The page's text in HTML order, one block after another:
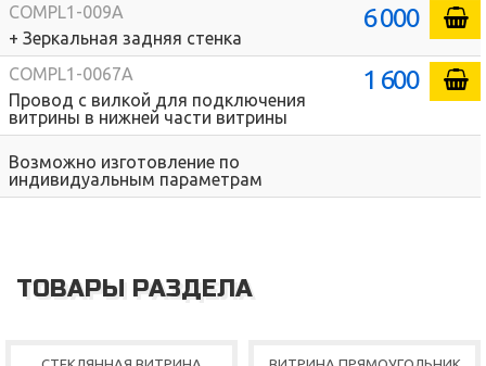
Shop
COMPL1-009A
+ Зеркальная задняя стенка
6 000
COMPL1-0067A
Провод с вилкой для подключения
витрины в нижней части витрины
1 600
Возможно изготовление по
индивидуальным параметрам
ТОВАРЫ РАЗДЕЛА